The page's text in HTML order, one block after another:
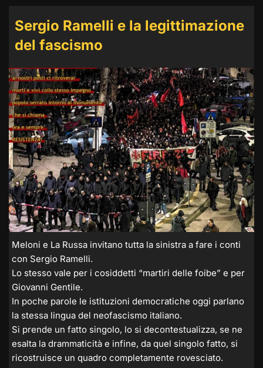
Sergio Ramelli e la legittimazione
del fascismo
Meloni e La Russa invitano tutta la sinistra a fare i conti
con Sergio Ramelli.
Lo stesso vale per i cosiddetti “martiri delle foibe” e per
Giovanni Gentile.
In poche parole le istituzioni democratiche oggi parlano
la stessa lingua del neofascismo italiano.
Si prende un fatto singolo, lo si decontestualizza, se ne
esalta la drammaticità e infine, da quel singolo fatto, si
ricostruisce un quadro completamente rovesciato.